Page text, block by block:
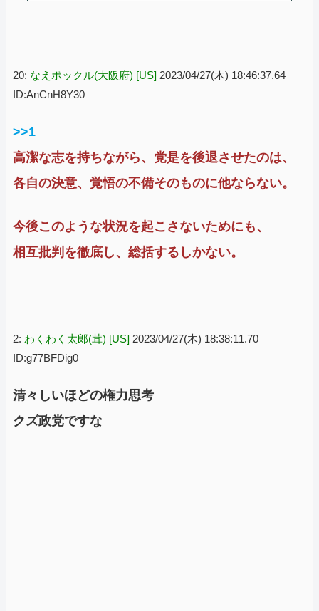
20: なえポックル(大阪府) [US] 2023/04/27(木) 18:46:37.64
ID:AnCnH8Y30
>>1
高潔な志を持ちながら、党是を後退させたのは、
各自の決意、覚悟の不備そのものに他ならない。
今後このような状況を起こさないためにも、
相互批判を徹底し、総括するしかない。
2: わくわく太郎(茸) [US] 2023/04/27(木) 18:38:11.70
ID:g77BFDig0
清々しいほどの権力思考
クズ政党ですな